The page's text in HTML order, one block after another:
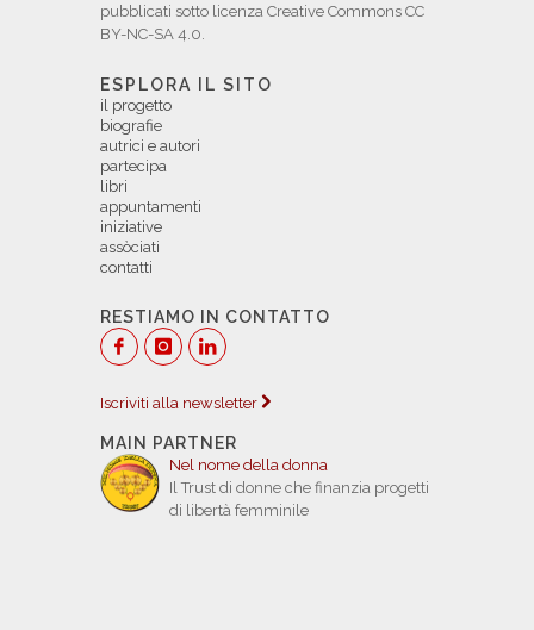
pubblicati sotto licenza Creative Commons CC
BY-NC-SA 4.0.
ESPLORA IL SITO
il progetto
biografie
autrici e autori
partecipa
libri
appuntamenti
iniziative
assòciati
contatti
RESTIAMO IN CONTATTO
Iscriviti alla newsletter
MAIN PARTNER
Nel nome della donna
Il Trust di donne che finanzia progetti
di libertà femminile